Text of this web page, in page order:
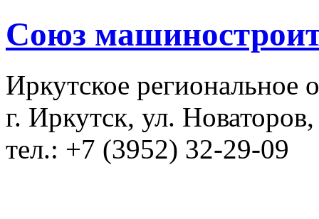
Союз
Иркутское региональное
г. Иркутск, ул.
тел.: +7 (3952) 32-29-09